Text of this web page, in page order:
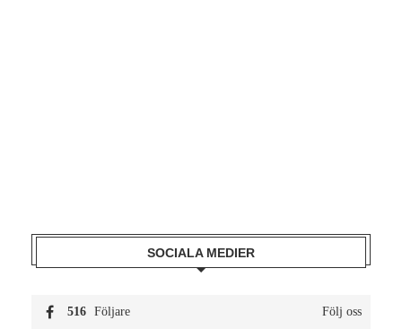
SOCIALA MEDIER
516 Följare Följ oss